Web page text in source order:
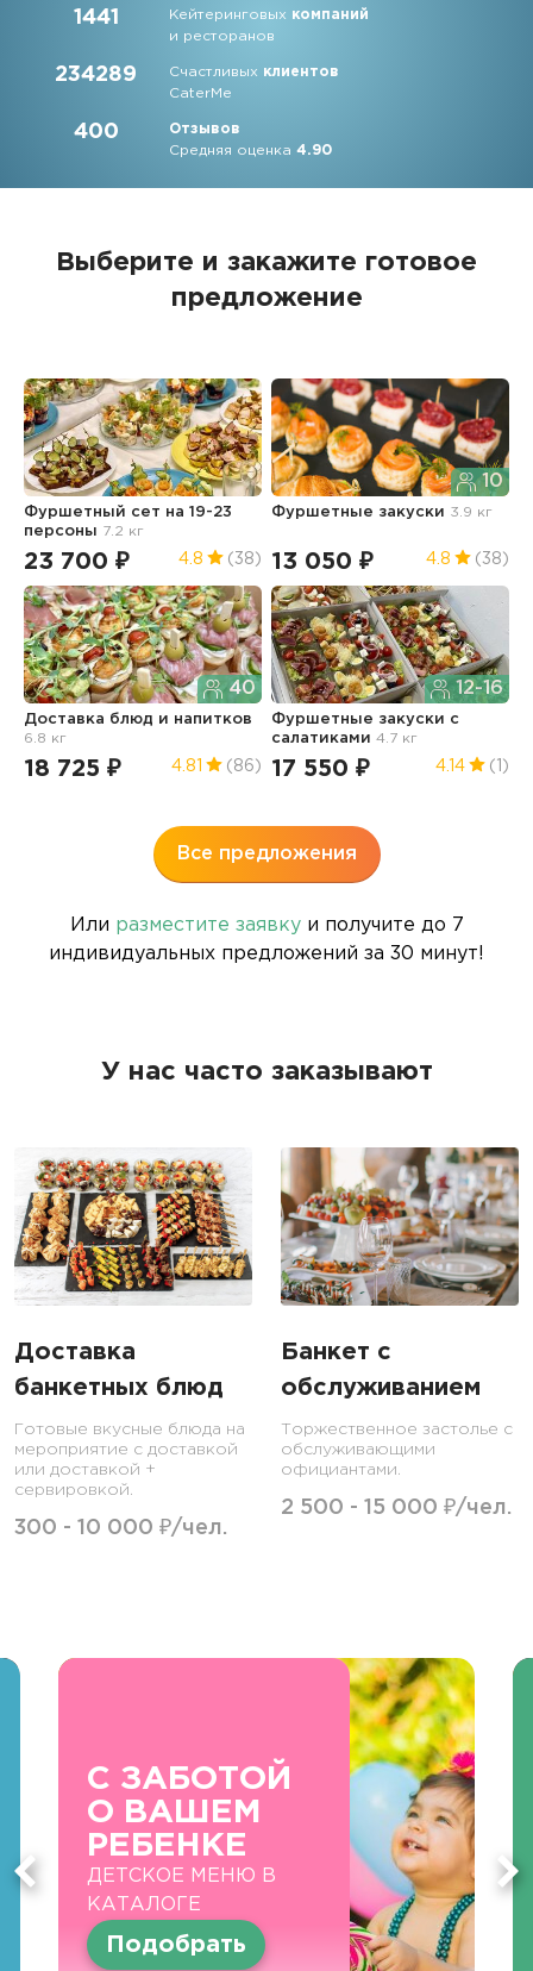
1441 Кейтеринговых компаний
и ресторанов
234289 Счастливых клиентов
CaterMe
400
Отзывов
Средняя оценка4.90
Выберите и закажите готовое
предложение
Фуршетный сет на 19-23
персоны 7.2 кг
23 700 ₽ 4.8 (38)
10
Фуршетные закуски 3.9 кг
13 050 ₽ 4.8 (38)
40
Доставка блюд и напитков
6.8 кг
18 725 ₽ 4.81 (86)
12-16
Фуршетные закуски с
салатиками4.7 кг
17 550 ₽ 4.14 (1)
Все предложения
Или разместите заявкуи получите до 7
индивидуальных предложений за 30 минут!
У нас часто заказывают
Доставка
банкетных блюд
Готовые вкусные блюда на
мероприятие с доставкой
или доставкой +
сервировкой.
300 - 10 000 ₽/чел.
Банкет с
обслуживанием
Торжественное застолье с
обслуживающими
официантами.
2 500 - 15 000 ₽/чел.
С ЗАБОТОЙ
О ВАШЕМ
РЕБЕНКЕ
ДЕТСКОЕ МЕНЮ В
КАТАЛОГЕ
Подобрать